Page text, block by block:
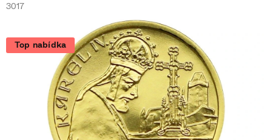
3017
Top nabídka